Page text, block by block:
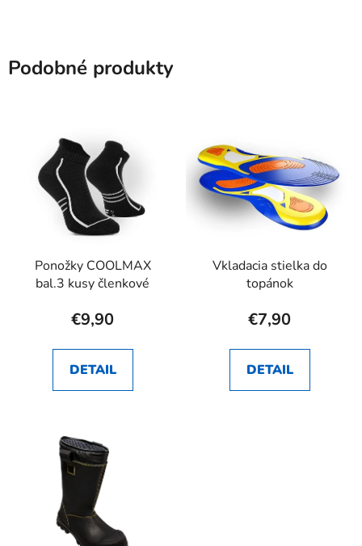
Podobné produkty
Ponožky COOLMAX
bal.3 kusy členkové
€9,90
DETAIL
Vkladacia stielka do
topánok
€7,90
DETAIL